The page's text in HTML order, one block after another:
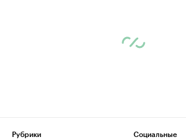
Рубрики
Социальные